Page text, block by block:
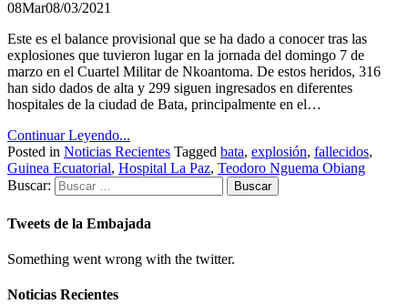
08Mar08/03/2021
Este es el balance provisional que se ha dado a conocer tras las
explosiones que tuvieron lugar en la jornada del domingo 7 de
marzo en el Cuartel Militar de Nkoantoma. De estos heridos, 316
han sido dados de alta y 299 siguen ingresados en diferentes
hospitales de la ciudad de Bata, principalmente en el…
Continuar Leyendo...
Posted in Noticias Recientes Tagged bata, explosión, fallecidos,
Guinea Ecuatorial, Hospital La Paz, Teodoro Nguema Obiang
Buscar:
Tweets de la Embajada
Something went wrong with the twitter.
Noticias Recientes